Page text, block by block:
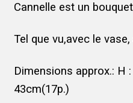
Cannelle est un
Tel que vu,avec le vase,
Dimensions approx.: H
43cm(17p.)